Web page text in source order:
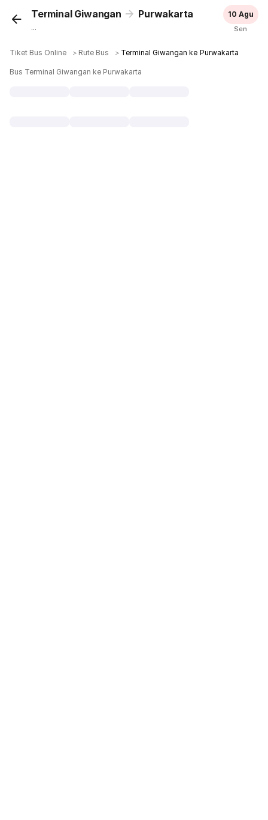
Terminal Giwangan Purwakarta
...
10 Agu
Sen
Tiket Bus Online ＞ Rute Bus ＞ Terminal Giwangan ke Purwakarta
Bus Terminal Giwangan ke Purwakarta